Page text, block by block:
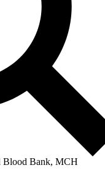
Blood Bank, MCH